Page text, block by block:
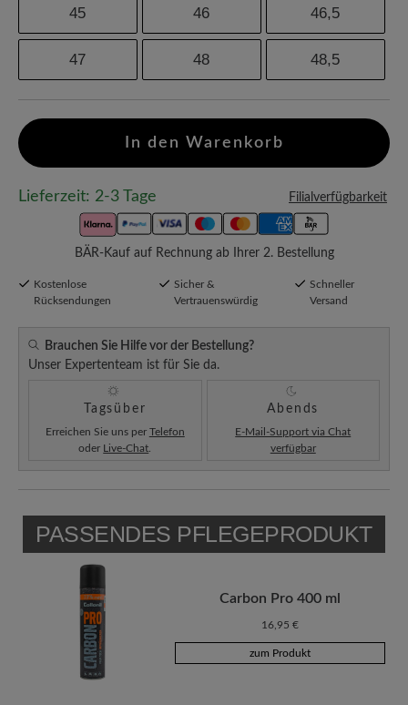
45 46 46,5
47 48 48,5
In den Warenkorb
Lieferzeit: 2-3 Tage Filialverfügbarkeit
BÄR-Kauf auf Rechnung ab Ihrer 2. Bestellung
Kostenlose
Rücksendungen
Sicher &
Vertrauenswürdig
Schneller
Versand
Brauchen Sie Hilfe vor der Bestellung?
Unser Expertenteam ist für Sie da.
Tagsüber
Erreichen Sie uns per Telefon
oder Live-Chat
Abends
E-Mail-Support via Chat
verfügbar
PASSENDES PFLEGEPRODUKT
Carbon Pro 400 ml
16,95 €
zum Produkt